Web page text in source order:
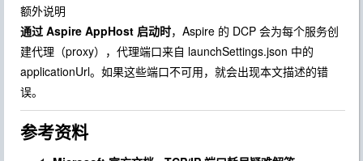
额外说明
通过 Aspire AppHost 启动时，Aspire 的 DCP 会为每个服务创
建代理（proxy），代理端口来自 launchSettings.json 中的
applicationUrl。如果这些端口不可用，就会出现本文描述的错
误。
参考资料